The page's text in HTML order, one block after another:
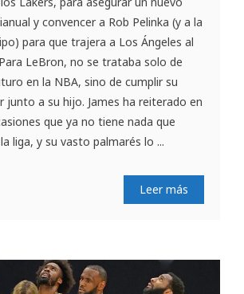
y convencer a Rob Pelinka (y a la
para que trajera a Los Ángeles al
LeBron, no se trataba solo de
en la NBA, sino de cumplir su
junto a su hijo. James ha reiterado en
que ya no tiene nada que
liga, y su vasto palmarés lo ...
Leer más